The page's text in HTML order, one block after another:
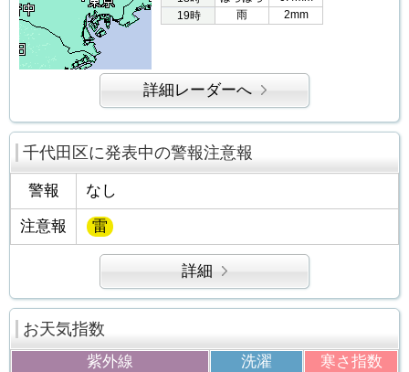
19時
雨 2mm
詳細レーダーへ
千代田区に発表中の警報注意報
警報 なし
注意報 雷
詳細
お天気指数
紫外線 洗濯 寒さ指数